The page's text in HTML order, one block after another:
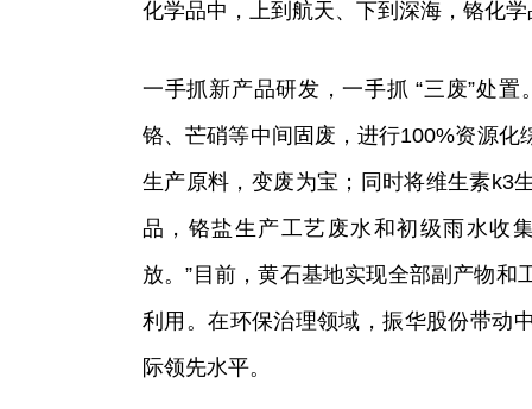
化学品中，上到航天、下到深海，铬化学
一手抓新产品研发，一手抓 “三废”处
铬、芒硝等中间固废，进行100%资源
生产原料，变废为宝；同时将维生素k3
品，铬盐生产工艺废水和初级雨水收
放。”目前，黄石基地实现全部副产物
利用。在环保治理领域，振华股份带动
际领先水平。